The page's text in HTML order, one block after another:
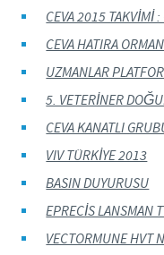
CEVA 2015 TAKVİMİ
CEVA HATIRA
UZMANLAR
5. VETERİNER
CEVA KANATLI
VIV TÜRKİYE 2013
BASIN DUYURUSU
EPRECİS LANSMAN
VECTORMUNE HVT